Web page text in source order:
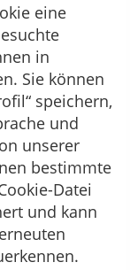
eine
in
Sie können
speichern,
und
unserer
bestimmte
Datei
und kann